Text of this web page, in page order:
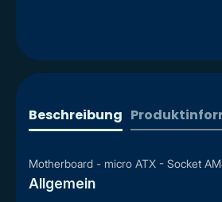
Beschreibung
Motherboard - micro ATX - Socket
Allgemein